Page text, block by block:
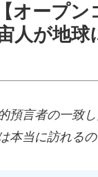
【オープン
人が地球
預言者の一致
本当に訪れる